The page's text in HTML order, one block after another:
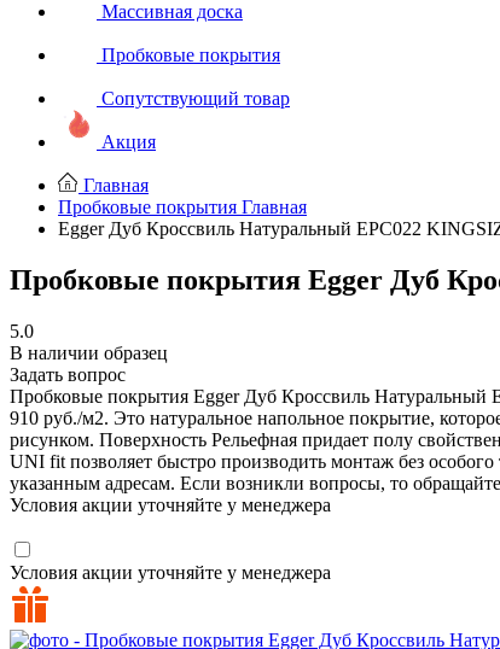
Массивная доска
Пробковые покрытия
Сопутствующий товар
Акция
Главная
Пробковые покрытия Главная
Egger Дуб Кроссвиль Натуральный EPC022
Пробковые покрытия Egger Дуб
5.0
В наличии образец
Задать вопрос
Пробковые покрытия Egger Дуб Кроссвиль Натуральный
910 руб./м2. Это натуральное напольное покрытие,
рисунком. Поверхность Рельефная придает полу
UNI fit позволяет быстро производить монтаж без
указанным адресам. Если возникли вопросы, то
Условия акции уточняйте у менеджера
Условия акции уточняйте у менеджера